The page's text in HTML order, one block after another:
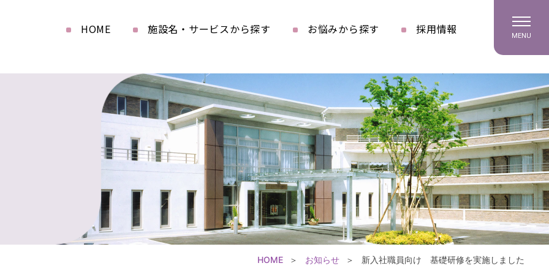
HOME 施設名・サービスから探す お悩みから探す 採用情報 MENU
HOME お知らせ 新入社職員向け 基礎研修を実施しました